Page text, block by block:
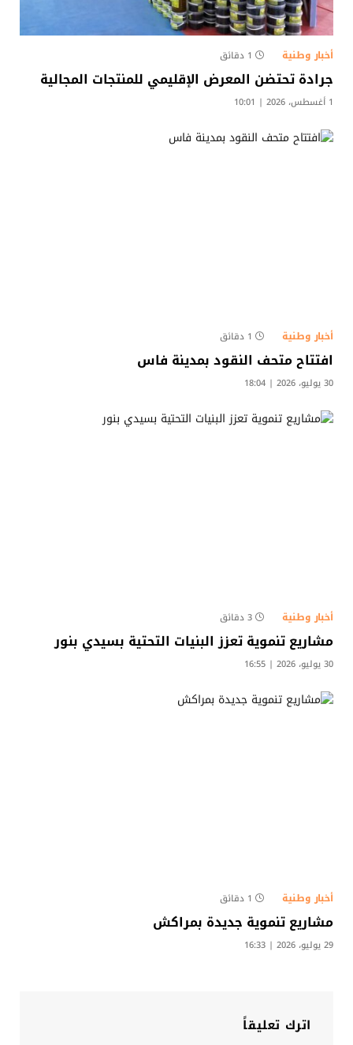
أخبار وطنية 1 دقائق
جرادة تحتضن المعرض الإقليمي للمنتجات المجالية
1 أغسطس، 2026 | 10:01
أخبار وطنية 1 دقائق
افتتاح متحف النقود بمدينة فاس
30 يوليو، 2026 | 18:04
أخبار وطنية 3 دقائق
مشاريع تنموية تعزز البنيات التحتية بسيدي بنور
30 يوليو، 2026 | 16:55
أخبار وطنية 1 دقائق
مشاريع تنموية جديدة بمراكش
29 يوليو، 2026 | 16:33
اترك تعليقاً